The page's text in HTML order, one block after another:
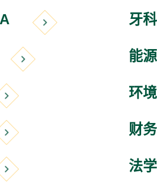
牙
能
环
财
法